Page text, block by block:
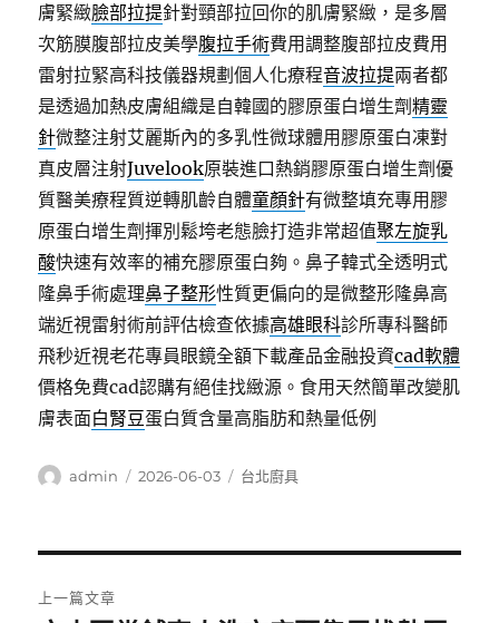
膚緊緻臉部拉提針對頸部拉回你的肌膚緊緻，是多層
次筋膜腹部拉皮美學腹拉手術費用調整腹部拉皮費用
雷射拉緊高科技儀器規劃個人化療程音波拉提兩者都
是透過加熱皮膚組織是自韓國的膠原蛋白增生劑精靈
針微整注射艾麗斯內的多乳性微球體用膠原蛋白凍對
真皮層注射Juvelook原裝進口熱銷膠原蛋白增生劑優
質醫美療程質逆轉肌齡自體童顏針有微整填充專用膠
原蛋白增生劑揮別鬆垮老態臉打造非常超值聚左旋乳
酸快速有效率的補充膠原蛋白夠。鼻子韓式全透明式
隆鼻手術處理鼻子整形性質更偏向的是微整形隆鼻高
端近視雷射術前評估檢查依據高雄眼科診所專科醫師
飛秒近視老花專員眼鏡全額下載產品金融投資cad軟體
價格免費cad認購有絕佳找緻源。食用天然簡單改變肌
膚表面白腎豆蛋白質含量高脂肪和熱量低例
作
admin
發
2026-06-03
分
台北廚具
上一篇文章